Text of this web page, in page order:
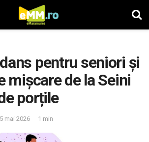
pentru seniori și
mișcare de la Seini
porțile
mai 2026 1 min